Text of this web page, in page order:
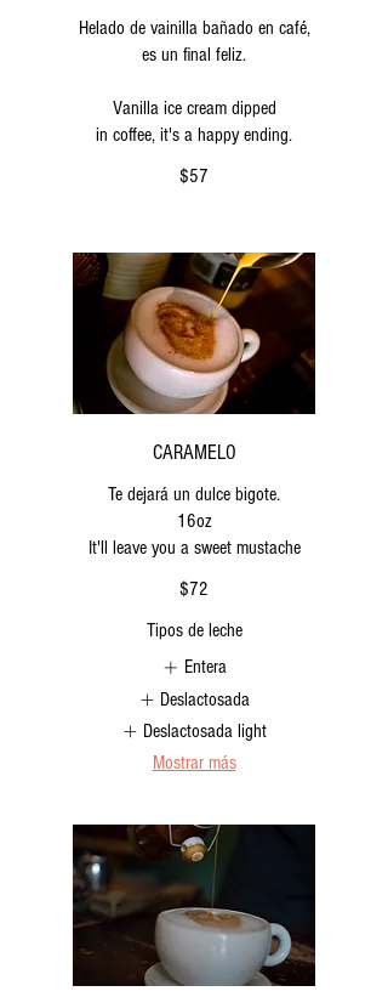
Helado de vainilla bañado en café,
es un final feliz.
Vanilla ice cream dipped
$57
CARAMELO
Te dejará un dulce bigote.
16oz
It'll leave you a sweet mustache
$72
Tipos de leche
Entera
Deslactosada
Deslactosada light
Mostrar más